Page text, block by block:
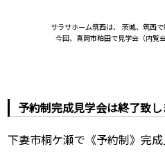
サラサホーム筑西は、 茨城、筑西で
今回、真岡市粕田で見学会（内覧
予約制完成見学会は終了致
下妻市桐ケ瀬で《予約制》完成